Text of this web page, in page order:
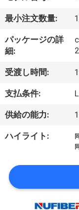
達
つ
い
て
工
場
旅
行
最小注文数量:
パッケージの詳
細:
受渡し時間:
支払条件:
供給の能力:
ハイライト: